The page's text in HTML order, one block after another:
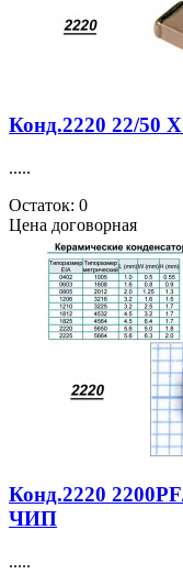
Конд.2220 22/50
.....
Остаток: 0
Цена договорная
Конд.2220
ЧИП
.....